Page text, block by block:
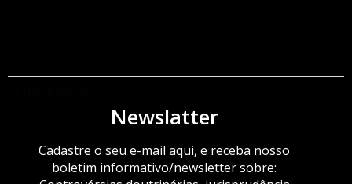
Newslatter
Cadastre o seu e-mail aqui, e receba nosso
boletim informativo/newsletter sobre: